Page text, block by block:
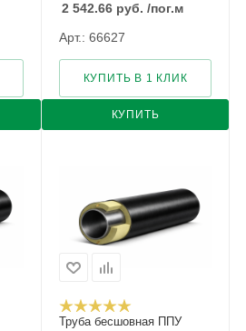
2 542.66 руб. /пог.м
Арт.: 66627
КУПИТЬ
КУПИТЬ В 1 КЛИК
Труба бесшовная ППУ